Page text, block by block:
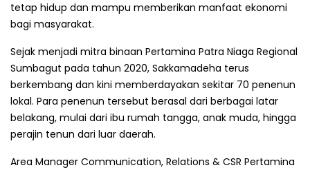
tetap hidup dan mampu memberikan manfaat ekonomi
bagi masyarakat.
Sejak menjadi mitra binaan Pertamina Patra Niaga Regional
Sumbagut pada tahun 2020, Sakkamadeha terus
berkembang dan kini memberdayakan sekitar 70 penenun
lokal. Para penenun tersebut berasal dari berbagai latar
belakang, mulai dari ibu rumah tangga, anak muda, hingga
perajin tenun dari luar daerah.
Area Manager Communication, Relations & CSR Pertamina